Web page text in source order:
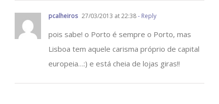
pcalheiros 27/03/2013 at 22:38- Reply
pois sabe! o Porto é sempre o Porto, mas
Lisboa tem aquele carisma próprio de capital
europeia…:) e está cheia de lojas giras!!